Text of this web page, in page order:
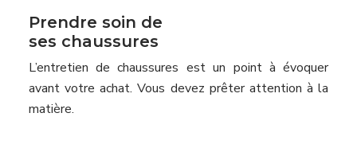
Prendre soin de
ses chaussures
L’entretien de chaussures est un point à évoquer
avant votre achat. Vous devez prêter attention à la
matière.